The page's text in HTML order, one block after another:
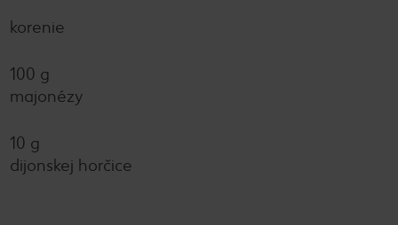
korenie
100 g
majonézy
10 g
dijonskej horčice